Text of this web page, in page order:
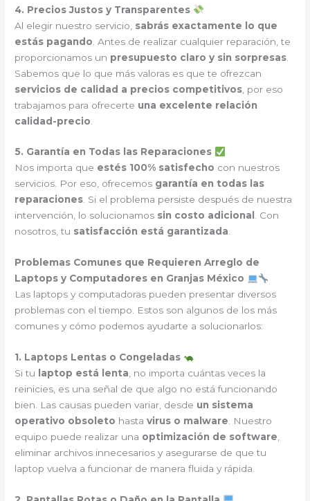
4. Precios Justos y Transparentes
Al elegir nuestro servicio, sabrás exactamente lo que
estás pagando . Antes de realizar cualquier reparación, te
proporcionamos un presupuesto claro y sin sorpresas
Sabemos que lo que más valoras es que te ofrezcan
servicios de calidad a precios competitivos , por eso
trabajamos para ofrecerte una excelente relación
calidad-precio
5. Garantía en Todas las Reparaciones
Nos importa que estés 100% satisfecho con nuestros
servicios. Por eso, ofrecemos garantía en todas las
reparaciones. Si el problema persiste después de nuestra
intervención, lo solucionamos sin costo adicional . Con
nosotros, tu satisfacción está garantizada.
Problemas Comunes que Requieren Arreglo de
Laptops y Computadores en Granjas México
Las laptops y computadoras pueden presentar diversos
problemas con el tiempo. Estos son algunos de los más
comunes y cómo podemos ayudarte a solucionarlos:
1. Laptops Lentas o Congeladas
Si tu
laptop está lenta , no importa cuántas veces la
reinicies, es una señal de que algo no está funcionando
bien. Las causas pueden variar, desde un sistema
operativo obsoleto hastavirus o malware . Nuestro
equipo puede realizar una optimización de software
eliminar archivos innecesarios y asegurarse de que tu
laptop vuelva a funcionar de manera fluida y rápida.